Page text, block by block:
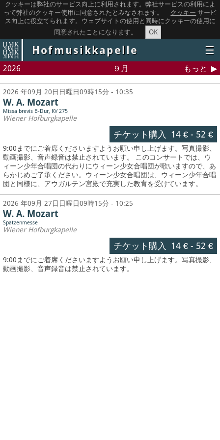
クッキーは弊社のサービス向上に利用されます。弊社サービスの利用によ
って弊社のクッキー使用に同意されたとみなされます。
クッキー サービ
ス向上に役立てられます。ウェブサイトの使用と同時にクッキーの使用に
同意されたことになります。
OK
Hofmusikkapelle ☰
2026 ９月 もっと
2026 年09月 20日日曜日09時15分 - 10:35
W. A. Mozart
Missa brevis B-Dur, KV 275
Wiener Hofburgkapelle
チケット購入 14 €- 52 €
9:00までにご着席くださいますようお願い申し上げます。写真撮影、
動画撮影、音声録音は禁止されています。 このコンサートでは、ウ
ィーン少年合唱団の代わりにウィーン少女合唱団が歌いますので、あ
らかじめご了承ください。ウィーン少女合唱団は、ウィーン少年合唱
団と同様に、アウガルテン宮殿で充実した教育を受けています。
2026 年09月 27日日曜日09時15分 - 10:25
W. A. Mozart
Spatzenmesse
Wiener Hofburgkapelle
チケット購入 14 €- 52 €
9:00までにご着席くださいますようお願い申し上げます。写真撮影、
動画撮影、音声録音は禁止されています。